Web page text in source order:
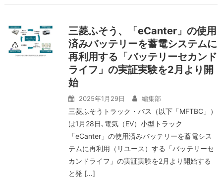
三菱ふそう、「eCanter」の使用
済みバッテリーを蓄電システムに
再利用する「バッテリーセカンド
ライフ」の実証実験を2月より開
始
2025年1月29日 編集部
三菱ふそうトラック・バス（以下「MFTBC」）
は1月28日､電気（EV）小型トラック
「eCanter」の使用済みバッテリーを蓄電シス
テムに再利用（リユース）する「バッテリーセ
カンドライフ」の実証実験を2月より開始する
と発 […]